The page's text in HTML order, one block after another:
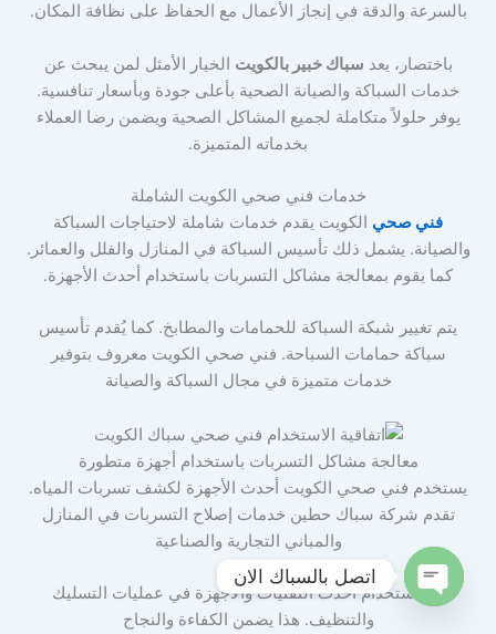
بالسرعة والدقة في إنجاز الأعمال مع الحفاظ على نظافة المكان.
باختصار، يعد سباك خبير بالكويت الخيار الأمثل لمن يبحث عن
خدمات السباكة والصيانة الصحية بأعلى جودة وبأسعار تنافسية.
يوفر حلولاً متكاملة لجميع المشاكل الصحية ويضمن رضا العملاء
بخدماته المتميزة.
خدمات فني صحي الكويت الشاملة
فني صحي الكويت يقدم خدمات شاملة لاحتياجات السباكة
والصيانة. يشمل ذلك تأسيس السباكة في المنازل والفلل والعمائر.
كما يقوم بمعالجة مشاكل التسربات باستخدام أحدث الأجهزة.
يتم تغيير شبكة السباكة للحمامات والمطابخ. كما يُقدم تأسيس
سباكة حمامات السباحة. فني صحي الكويت معروف بتوفير
خدمات متميزة في مجال السباكة والصيانة
معالجة مشاكل التسربات باستخدام أجهزة متطورة
يستخدم فني صحي الكويت أحدث الأجهزة لكشف تسربات المياه.
تقدم شركة سباك حطين خدمات إصلاح التسربات في المنازل
والمباني التجارية والصناعية
يتم استخدام أحدث التقنيات والأجهزة في عمليات التسليك
والتنظيف. هذا يضمن الكفاءة والنجاح
اتصل بالسباك الان
Open